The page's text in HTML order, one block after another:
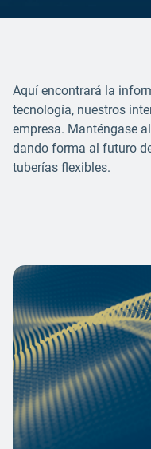
Aquí encontrará la
tecnología, nuestros
empresa. Manténgase
dando forma al futuro
tuberías flexibles.